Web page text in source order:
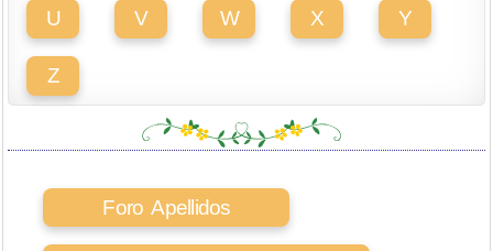
U V W X Y
Z
Foro Apellidos